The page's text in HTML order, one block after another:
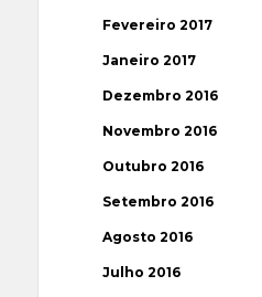
Fevereiro 2017
Janeiro 2017
Dezembro 2016
Novembro 2016
Outubro 2016
Setembro 2016
Agosto 2016
Julho 2016